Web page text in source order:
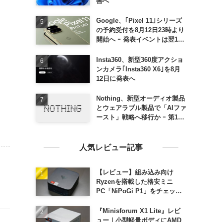
Google、｢Pixel 11｣シリーズ
の予約受付を8月12日23時より
開始へ ｰ 発表イベントは翌13
Insta360、新型360度アクショ
ンカメラ｢Insta360 X6｣を8月
12日に発表へ
Nothing、新型オーディオ製品
とウェアラブル製品で「AIファ
ースト」戦略へ移行か ｰ 第1弾
人気レビュー記事
【レビュー】組み込み向け
Ryzenを搭載した格安ミニ
PC「NiPoGi P1」をチェック
高性能
『Minisforum X1 Lite』レビ
ュー｜小型軽量ボディにAMD